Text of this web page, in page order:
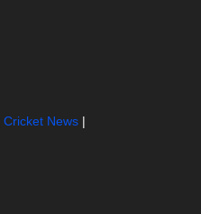
Cricket News |